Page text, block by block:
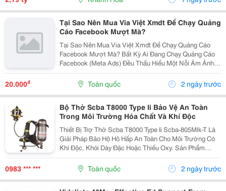
Tại Sao Nên Mua Via Việt Xmdt Để Chạy Quảng
Cáo Facebook Mượt Mà?
Tại Sao Nên Mua Via Việt Xmdt Để Chạy Quảng Cáo
Facebook Mượt Mà? Bất Kỳ Ai Đang Chạy Quảng Cáo
Facebook (Meta Ads) Đều Thấu Hiểu Một Nỗi Ám Ảnh
Mang Tên: "Tài Khoản Quảng Cáo Bị Vô Hiệu Hóa".
Trong Những Đợt "Bão" Càn Quét Thuật Toán Của
Meta,...
20.000₫ Toàn quốc 2 ngày trước
Bộ Thở Scba T8000 Type Ii Bảo Vệ An Toàn
Trong Môi Trường Hóa Chất Và Khí Độc
Thiết Bị Trợ Thở Scba T8000 Type Ii Scba-805Mlk-T Là
Giải Pháp Bảo Hộ Hô Hấp An Toàn Cho Môi Trường Có
Khí Độc, Khói Dày Đặc Hoặc Thiếu Oxy. Sản Phẩm
Được Nhiều Doanh Nghiệp Và Lực Lượng Pccc Lựa
Chọn Nhờ Khả Năng Cấp Khí Ổn Định, Độ Bền Cao Và
0983 *** *** Toàn quốc 2 ngày trước